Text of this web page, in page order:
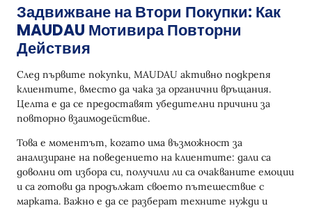
Задвижване на Втори Покупки: Как
MAUDAU Мотивира Повторни
Действия
След първите покупки, MAUDAU активно подкрепя
клиентите, вместо да чака за органични връщания.
Целта е да се предоставят убедителни причини за
повторно взаимодействие.
Това е моментът, когато има възможност за
анализиране на поведението на клиентите: дали са
доволни от избора си, получили ли са очакваните емоции
и са готови да продължат своето пътешествие с
марката. Важно е да се разберат техните нужди и